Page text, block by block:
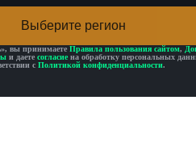
Выберите регион
», вы принимаете Правила пользования сайтом,
и даете согласие на обработку персональных
с Политикой конфиденциальности.